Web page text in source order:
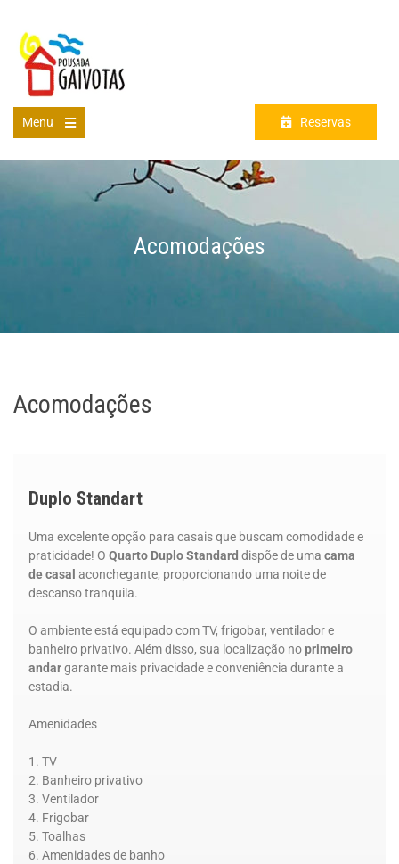
Menu Reservas
Acomodações
Acomodações
Duplo Standart
Uma excelente opção para casais que buscam comodidade e
praticidade! O Quarto Duplo Standard dispõe de uma cama
de casal aconchegante, proporcionando uma noite de
descanso tranquila.
O ambiente está equipado com TV, frigobar, ventilador e
banheiro privativo. Além disso, sua localização noprimeiro
andargarante mais privacidade e conveniência durante a
estadia.
Amenidades
TV
Banheiro privativo
Ventilador
Frigobar
Toalhas
Amenidades de banho